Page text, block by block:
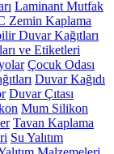
Laminant Mutfak
Zemin Kaplama
Duvar Kağıtları
ve Etiketleri
Çocuk Odası
Duvar Kağıdı
Duvar Çıtası
Mum Silikon
Tavan Kaplama
Su Yalıtım